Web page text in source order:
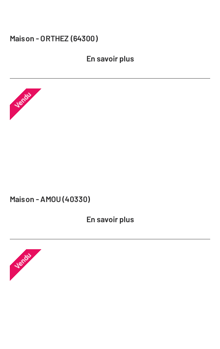
Maison - ORTHEZ (64300)
En savoir plus
Vendu
Maison - AMOU (40330)
En savoir plus
Vendu